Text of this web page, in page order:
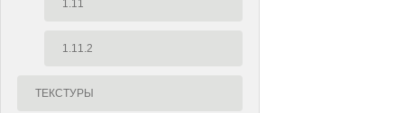
1.11
1.11.2
ТЕКСТУРЫ